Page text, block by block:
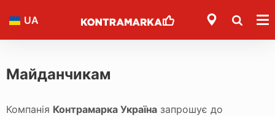
UA
Майданчикам
Компанія Контрамарка Україна запрошує до